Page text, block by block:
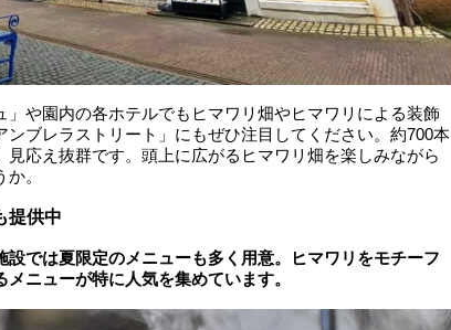
」や園内の各ホテルでもヒマワリ畑やヒマワリによる装飾
ンブレラストリート」にもぜひ注目してください。約700本
応え抜群です。頭上に広がるヒマワリ畑を楽しみながら
。
提供中
設では夏限定のメニューも多く用意。ヒマワリをモチーフ
ニューが特に人気を集めています。